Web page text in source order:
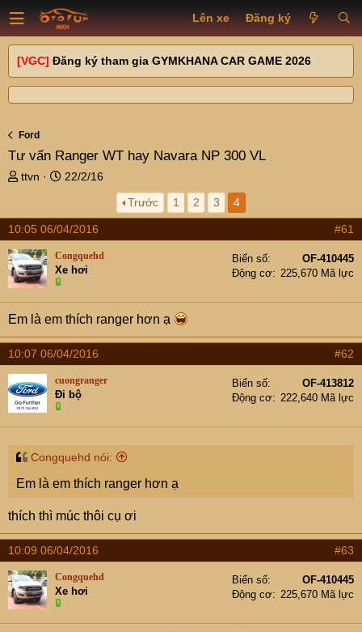
Lên xe Đăng ký
[VGC] Đăng ký tham gia GYMKHANA CAR GAME 2026
Ford
Tư vấn Ranger WT hay Navara NP 300 VL
T
e
a
d
s
t
r
e
r
ttvn
N
y
g
ử
i
22/2/16
Trước
1 2 3 4
10:05 06/04/2016 #61
Congquehd
Xe hơi
Biển số
OF-410445
Động cơ
225,670 Mã lực
Em là em thích ranger hơn ạ
10:07 06/04/2016 #62
cuongranger
Đi bộ
Biển số
OF-413812
Động cơ
222,640 Mã lực
Congquehd nói:
Em là em thích ranger hơn ạ
thích thì múc thôi cụ ơi
10:09 06/04/2016 #63
Congquehd
Xe hơi
Biển số
OF-410445
Động cơ
225,670 Mã lực